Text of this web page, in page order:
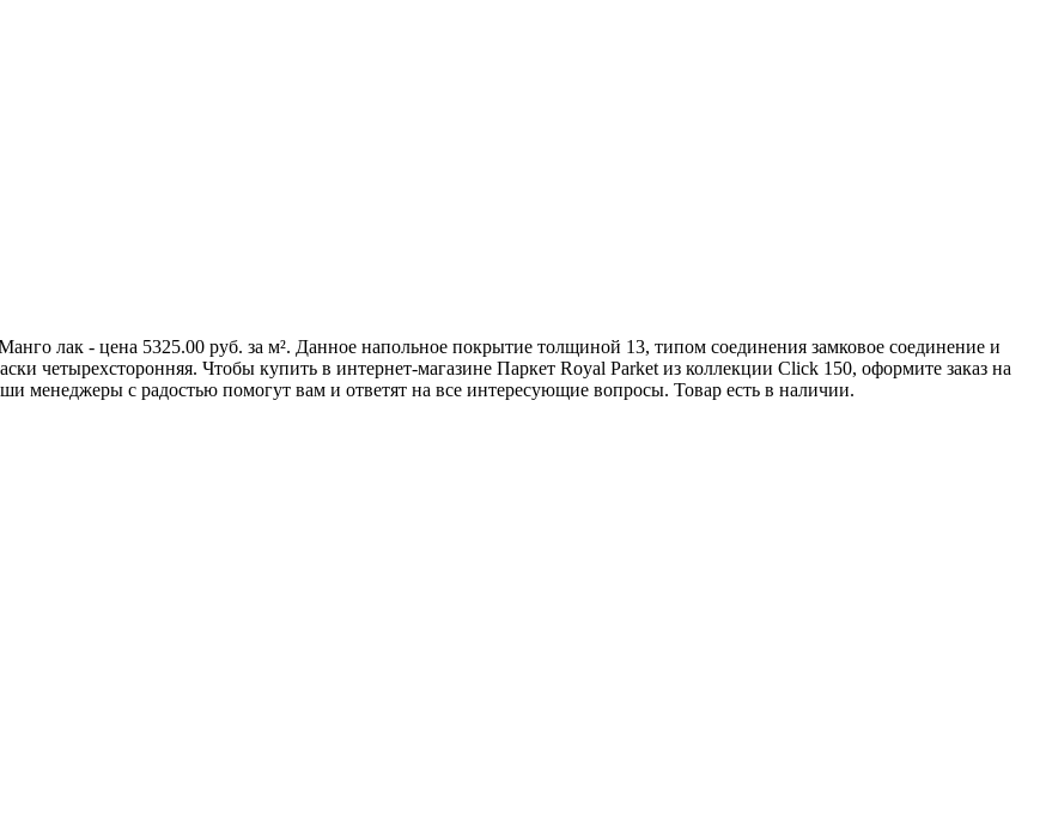
лак - цена 5325.00 руб. за м². Данное напольное покрытие толщиной 13, типом соединения замковое соединение и
четырехсторонняя. Чтобы купить в интернет-магазине Паркет Royal Parket из коллекции Click 150, оформите заказ на
менеджеры с радостью помогут вам и ответят на все интересующие вопросы. Товар есть в наличии.